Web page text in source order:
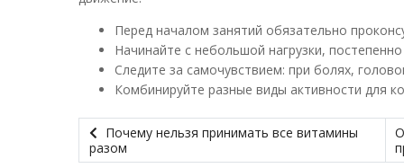
Перед началом занятий обязательно
Начинайте с небольшой нагрузки,
Следите за самочувствием: при болях,
Комбинируйте разные виды активности для
Почему нельзя принимать все витамины
разом